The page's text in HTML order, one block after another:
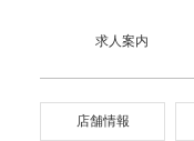
求人案内
店舗情報